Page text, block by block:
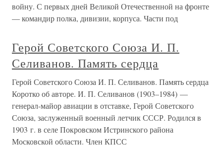
войну. С первых дней Великой Отечественной на фронте
— командир полка, дивизии, корпуса. Части под
Герой Советского Союза И. П.
Селиванов. Память сердца
Герой Советского Союза И. П. Селиванов. Память сердца
Коротко об авторе. И. П. Селиванов (1903–1984) —
генерал-майор авиации в отставке, Герой Советского
Союза, заслуженный военный летчик СССР. Родился в
1903 г. в селе Покровском Истринского района
Московской области. Член КПСС